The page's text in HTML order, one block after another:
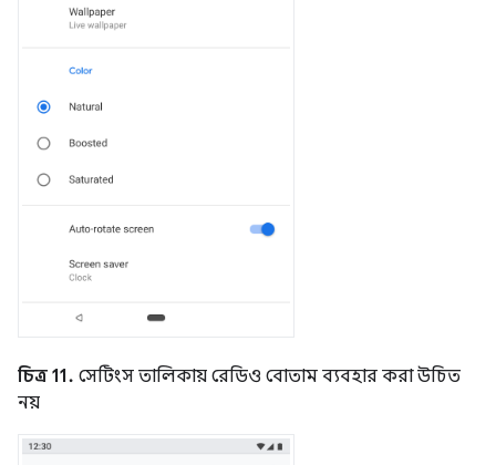
চিত্র 11. সেটিংস তালিকায় রেডিও বোতাম ব্যবহার করা উচিত
নয়